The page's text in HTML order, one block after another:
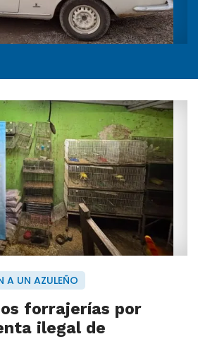
A UN AZULEÑO
forrajerías por
ilegal de